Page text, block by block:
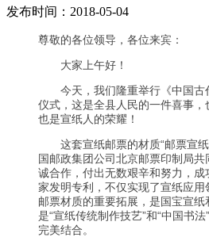
发布时间：2018-05-04
尊敬的各位领导，各位来宾：
大家上午好！
今天，我们隆重举行《中国古
仪式，这是全县人民的一件喜事
也是宣纸人的荣耀！
这套宣纸邮票的材质“邮票宣纸
国邮政集团公司北京邮票印制局
诚合作，付出无数艰辛和努力，
家发明专利，不仅实现了宣纸应
邮票材质的重要拓展，是国宝宣纸
是“宣纸传统制作技艺”和“中国书
完美结合。